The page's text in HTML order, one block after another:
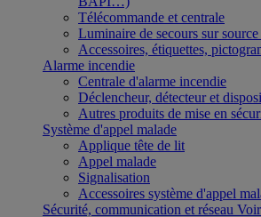
Télécommande et centrale
Luminaire de secours sur
Accessoires, étiquettes,
Alarme incendie
Centrale d'alarme incendie
Déclencheur, détecteur et
Autres produits de mise en
Système d'appel malade
Applique tête de lit
Appel malade
Signalisation
Accessoires système d'appel
Sécurité, communication et réseau